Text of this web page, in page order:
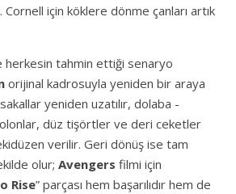
için köklere dönme çanları artık
herkesin tahmin ettiği senaryo
orijinal kadrosuyla yeniden bir araya
yeniden uzatılır, dolaba -
düz tişörtler ve deri ceketler
verilir. Geri dönüş ise tam
olur; Avengers filmi için
Rise” parçası hem başarılıdır hem de